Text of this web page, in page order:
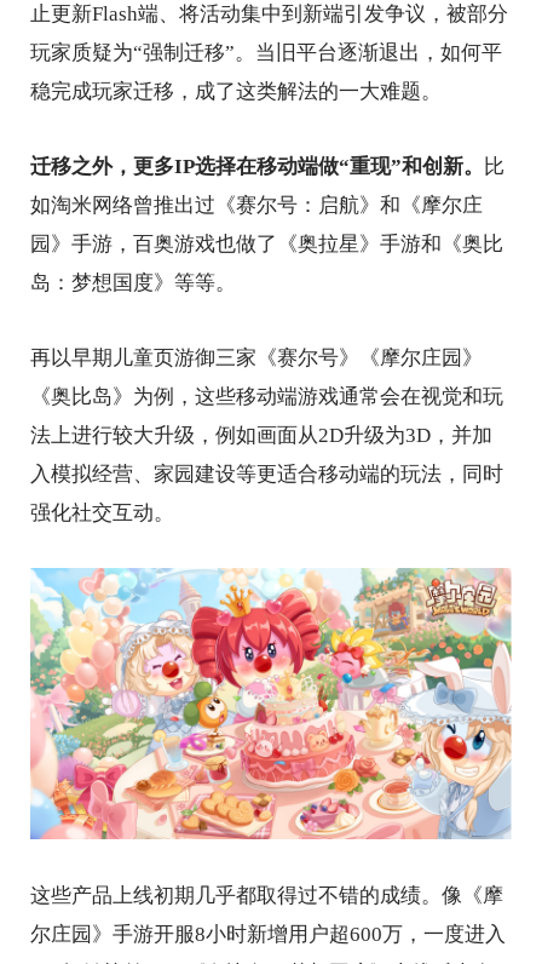
止更新Flash端、将活动集中到新端引发争议，被部分
玩家质疑为“强制迁移”。当旧平台逐渐退出，如何平
稳完成玩家迁移，成了这类解法的一大难题。
迁移之外，更多IP选择在移动端做“重现”和创新。
比
如淘米网络曾推出过《赛尔号：启航》和《摩尔庄
园》手游，百奥游戏也做了《奥拉星》手游和《奥比
岛：梦想国度》等等。
再以早期儿童页游御三家《赛尔号》《摩尔庄园》
《奥比岛》为例，这些移动端游戏通常会在视觉和玩
法上进行较大升级，例如画面从2D升级为3D，并加
入模拟经营、家园建设等更适合移动端的玩法，同时
强化社交互动。
这些产品上线初期几乎都取得过不错的成绩。像《摩
尔庄园》手游开服8小时新增用户超600万，一度进入